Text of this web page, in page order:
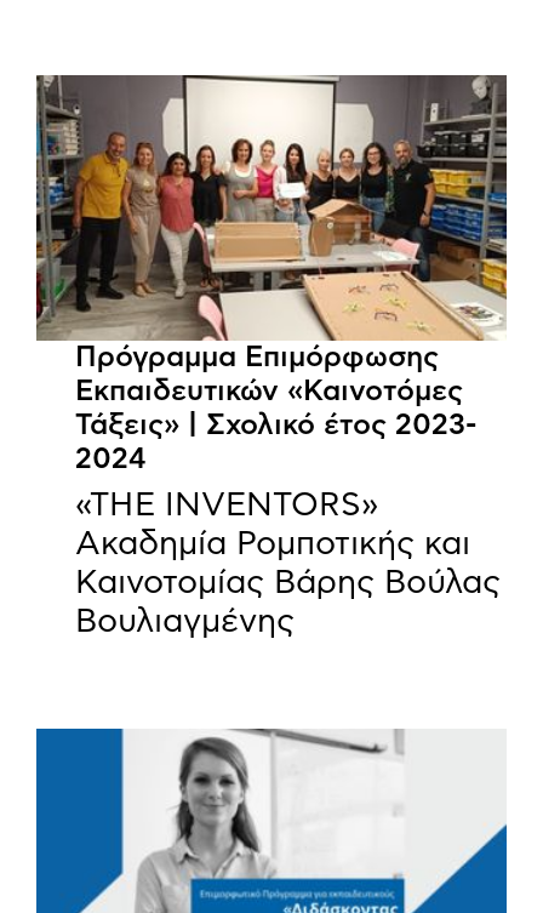
Πρόγραμμα Επιμόρφωσης
Εκπαιδευτικών «Καινοτόμες
Τάξεις» | Σχολικό έτος 2023-
2024
«THE INVENTORS»
Ακαδημία Ρομποτικής και
Καινοτομίας Βάρης Βούλας
Βουλιαγμένης